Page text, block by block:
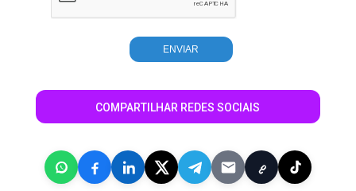
COMPARTILHAR REDES SOCIAIS